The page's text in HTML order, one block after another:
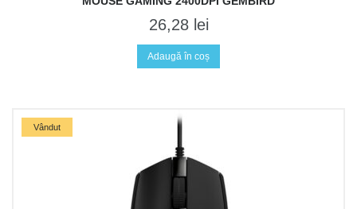
26,28 lei
Adaugă în coș
Vândut